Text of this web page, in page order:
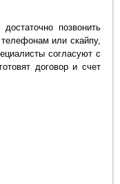
позвонить
или скайпу,
согласуют с
договор и счет